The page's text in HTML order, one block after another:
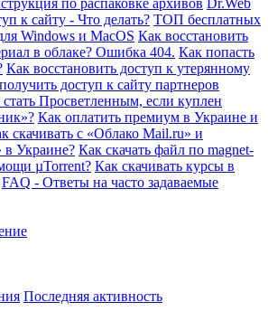
по распаковке архивов Dr.Web
к сайту - Что делать? ТОП бесплатных
Windows и MacOS Как восстановить
в облаке? Ошибка 404. Как попасть
Как восстановить доступ к утерянному
доступ к сайту партнеров
Просветленным, если куплен
Как оплатить премиум в Украине и
скачивать с «Облако Mail.ru» и
в Украине? Как скачать файл по magnet-
µTorrent? Как скачивать курсы в
FAQ - Ответы на часто задаваемые
Последняя активность